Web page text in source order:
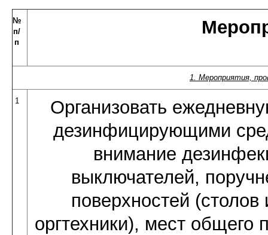
№
п/
п
1. Мероприятия,
1
Организовать
дезинфицирующими
внимание
выключателей,
поверхностей (столов
оргтехники), мест общего